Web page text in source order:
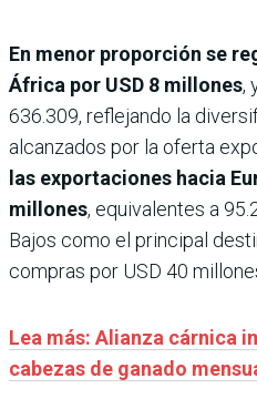
En menor proporción se
África por USD 8 millones,
636.309, reflejando la
alcanzados por la oferta
las exportaciones hacia
millones, equivalentes a
Bajos como el principal
compras por USD 40
Lea más: Alianza cárnica
cabezas de ganado